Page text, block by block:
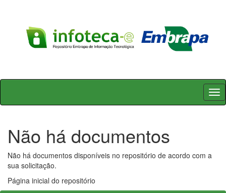
Skip
Não há documentos
Não há documentos disponíveis no repositório de acordo com a
sua solicitação.
Página inicial do repositório